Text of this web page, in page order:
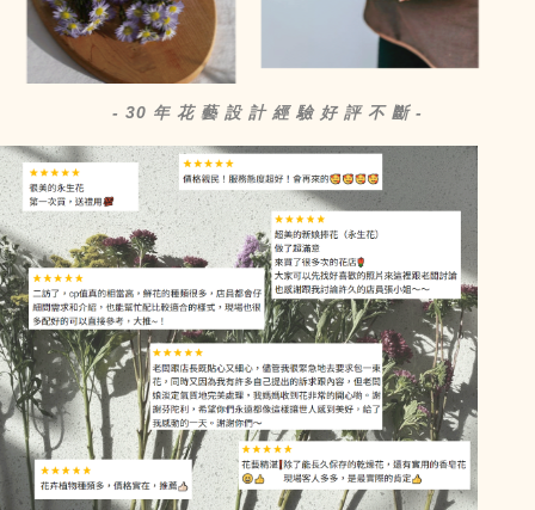
- 30 年 花 藝 設 計 經 驗 好 評 不 斷 -